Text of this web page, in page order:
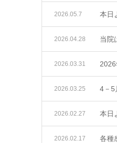
本日
2026.05.7
当院
2026.04.28
2026.03.31
4－5
2026.03.25
本日
2026.02.27
各種
2026.02.17